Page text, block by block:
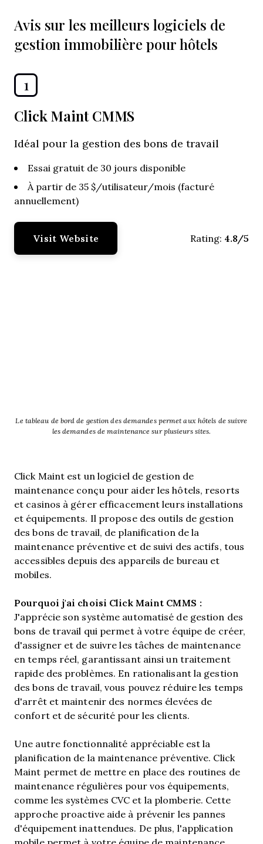
Avis sur les meilleurs logiciels de
gestion immobilière pour hôtels
1
Click Maint CMMS
Idéal pour la gestion des bons de travail
Essai gratuit de 30 jours disponible
À partir de 35 $/utilisateur/mois (facturé
annuellement)
Visit Website Rating: 4.8/5
Le tableau de bord de gestion des demandes permet aux hôtels de suivre
les demandes de maintenance sur plusieurs sites.
Click Maint est un logiciel de gestion de
maintenance conçu pour aider les hôtels, resorts
et casinos à gérer efficacement leurs installations
et équipements. Il propose des outils de gestion
des bons de travail, de planification de la
maintenance préventive et de suivi des actifs, tous
accessibles depuis des appareils de bureau et
mobiles.
Pourquoi j'ai choisi Click Maint CMMS :
J'apprécie son système automatisé de gestion des
bons de travail qui permet à votre équipe de créer,
d'assigner et de suivre les tâches de maintenance
en temps réel, garantissant ainsi un traitement
rapide des problèmes. En rationalisant la gestion
des bons de travail, vous pouvez réduire les temps
d'arrêt et maintenir des normes élevées de
confort et de sécurité pour les clients.
Une autre fonctionnalité appréciable est la
planification de la maintenance préventive. Click
Maint permet de mettre en place des routines de
maintenance régulières pour vos équipements,
comme les systèmes CVC et la plomberie. Cette
approche proactive aide à prévenir les pannes
d'équipement inattendues. De plus, l'application